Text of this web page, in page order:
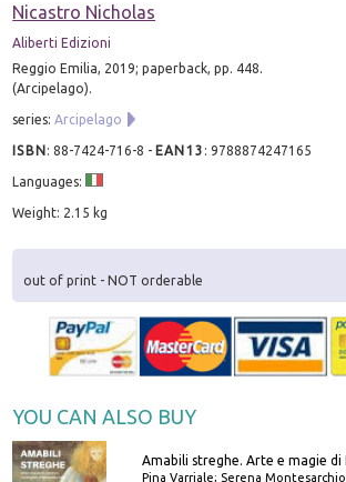
Nicastro Nicholas
Aliberti Edizioni
Reggio Emilia, 2019; paperback, pp. 448.
(Arcipelago).
series:Arcipelago
ISBN:88-7424-716-8 - EAN13 :9788874247165
Languages:
Weight: 2.15 kg
out of print - NOT orderable
YOU CAN ALSO BUY
Pina Varriale; Serena Montesarchio